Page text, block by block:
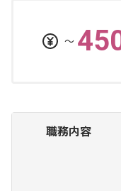
〜
職務内容